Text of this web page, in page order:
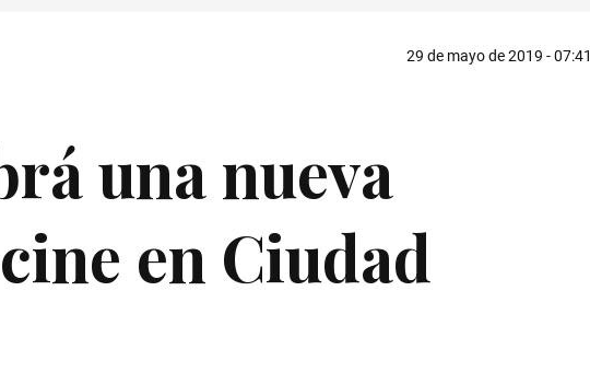
29 de mayo de 2019 - 07:41
una nueva
en Ciudad